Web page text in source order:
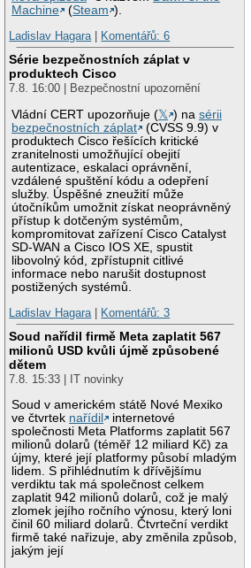
Machine
(Steam ).
Ladislav Hagara| Komentářů: 6
Série bezpečnostních záplat v
produktech Cisco
7.8. 16:00 | Bezpečnostní upozornění
Vládní CERT upozorňuje (𝕏 ) nasérii
bezpečnostních záplat
(CVSS 9.9) v
produktech Cisco řešících kritické
zranitelnosti umožňující obejití
autentizace, eskalaci oprávnění,
vzdálené spuštění kódu a odepření
služby. Úspěšné zneužití může
útočníkům umožnit získat neoprávněný
přístup k dotčeným systémům,
kompromitovat zařízení Cisco Catalyst
SD-WAN a Cisco IOS XE, spustit
libovolný kód, zpřístupnit citlivé
informace nebo narušit dostupnost
postižených systémů.
Ladislav Hagara| Komentářů: 3
Soud nařídil firmě Meta zaplatit 567
milionů USD kvůli újmě způsobené
dětem
7.8. 15:33 | IT novinky
Soud v americkém státě Nové Mexiko
ve čtvrtek nařídil
internetové
společnosti Meta Platforms zaplatit 567
milionů dolarů (téměř 12 miliard Kč) za
újmy, které její platformy působí mladým
lidem. S přihlédnutím k dřívějšímu
verdiktu tak má společnost celkem
zaplatit 942 milionů dolarů, což je malý
zlomek jejího ročního výnosu, který loni
činil 60 miliard dolarů. Čtvrteční verdikt
firmě také nařizuje, aby změnila způsob,
jakým její